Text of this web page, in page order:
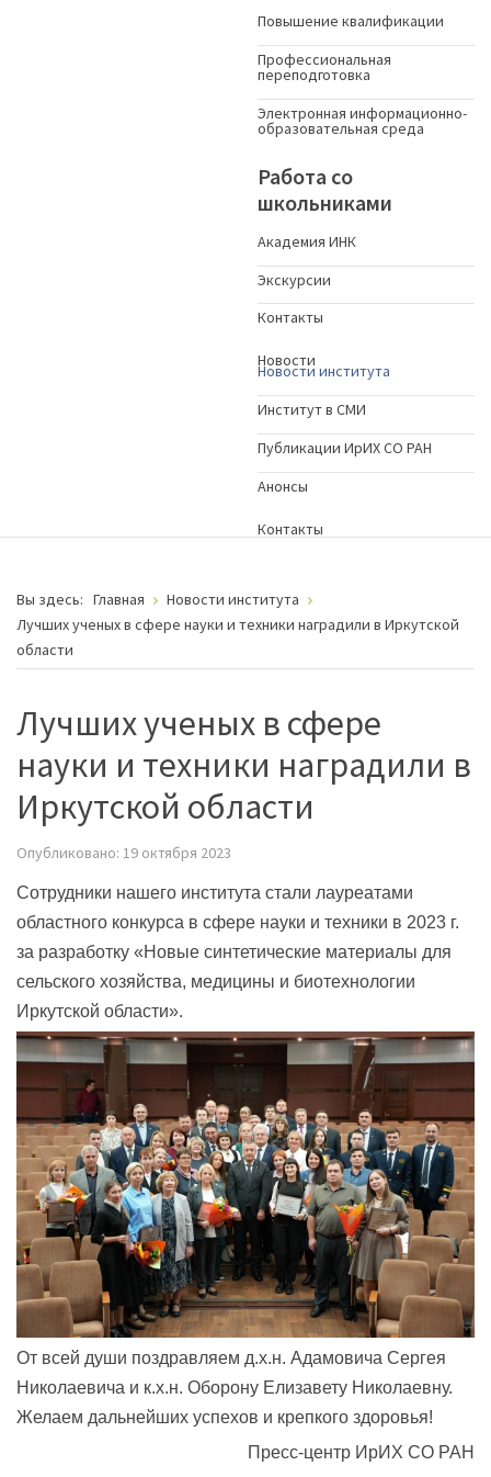
Повышение квалификации
Профессиональная
переподготовка
Электронная информационно-
образовательная среда
Работа со
школьниками
Академия ИНК
Экскурсии
Контакты
Новости
Новости института
Институт в СМИ
Публикации ИрИХ СО РАН
Анонсы
Контакты
Вы здесь: Главная
Новости института
Лучших ученых в сфере науки и техники наградили в Иркутской
области
Лучших ученых в сфере
науки и техники наградили в
Иркутской области
Опубликовано: 19 октября 2023
Сотрудники нашего института стали лауреатами
областного конкурса в сфере науки и техники в 2023 г.
за разработку «Новые синтетические материалы для
сельского хозяйства, медицины и биотехнологии
Иркутской области».
От всей души поздравляем д.х.н. Адамовича Сергея
Николаевича и к.х.н. Оборону Елизавету Николаевну.
Желаем дальнейших успехов и крепкого здоровья!
Пресс-центр ИрИХ СО РАН